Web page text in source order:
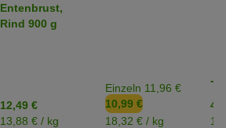
Entenbrust,
Rind 900 g
12,49 €
13,88 € / kg
Einzeln 11,96 €
10,99 €
18,32 € / kg
-